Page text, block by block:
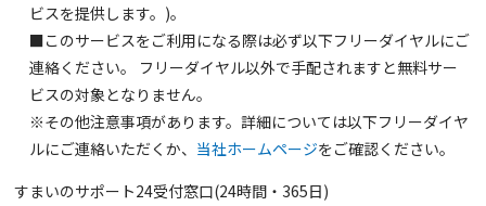
ビスを提供します。)。
■このサービスをご利用になる際は必ず以下フリーダイヤルにご
連絡ください。 フリーダイヤル以外で手配されますと無料サー
ビスの対象となりません。
※その他注意事項があります。詳細については以下フリーダイヤ
ルにご連絡いただくか、 当社ホームページをご確認ください。
すまいのサポート24受付窓口(24時間・365日)